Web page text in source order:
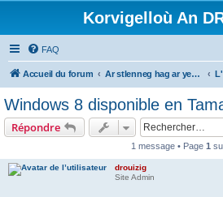
Korvigelloù An
FAQ
Accueil du forum Ar stlenneg hag ar yezhoù bihan er bed a-bezh
Windows 8 disponible en
Répondre
1 message • Page 1
drouizig
Site Admin